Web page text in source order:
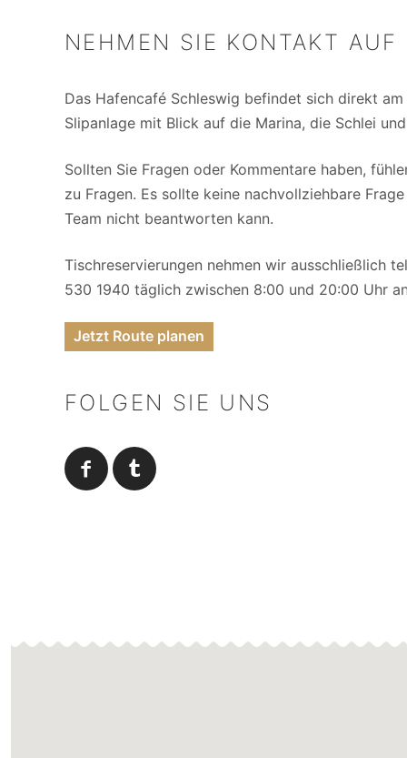
NEHMEN SIE KONTAKT AUF
Das Hafencafé Schleswig befindet sich direkt
Slipanlage mit Blick auf die Marina, die Schlei
Sollten Sie Fragen oder Kommentare haben,
zu Fragen. Es sollte keine nachvollziehbare
Team nicht beantworten kann.
Tischreservierungen nehmen wir ausschließlich
530 1940 täglich zwischen 8:00 und 20:00 Uhr
Jetzt Route planen
FOLGEN SIE UNS